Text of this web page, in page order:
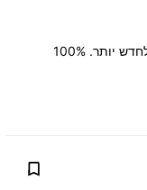
מיקוח, החלפה (טרייד אין) אפשרית, נקנה את רכבך במחירון (מכירון), בתמורה לחדש יותר. 100%